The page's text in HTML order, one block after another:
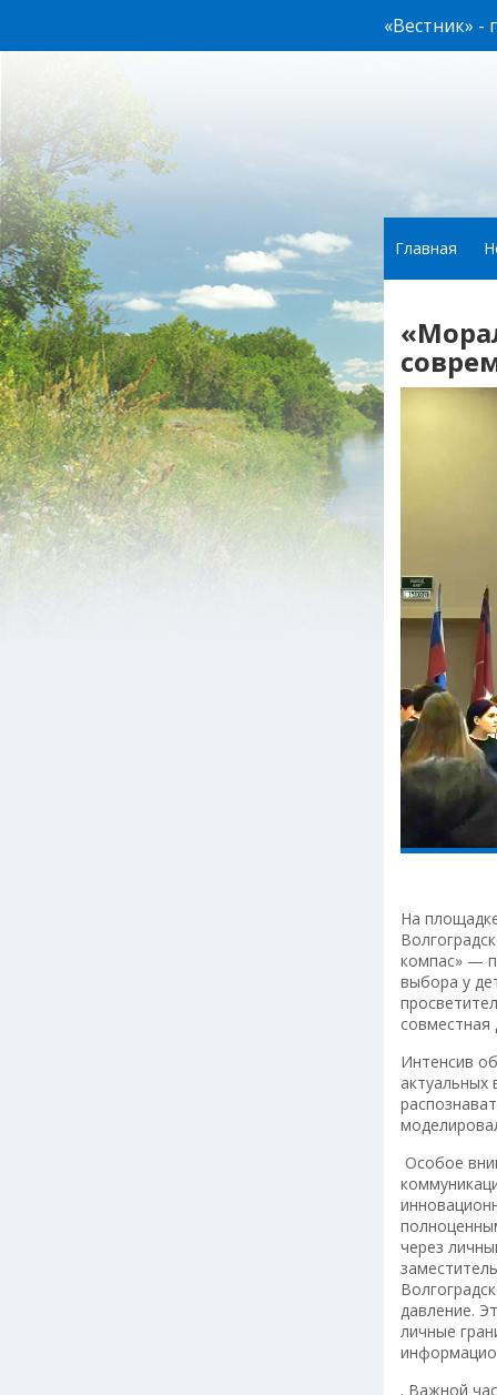
«Вестник» -
Главная
На
компас» —
выбора у
совместная
Интенсив
Особое
через
давление.
личные
. Важной